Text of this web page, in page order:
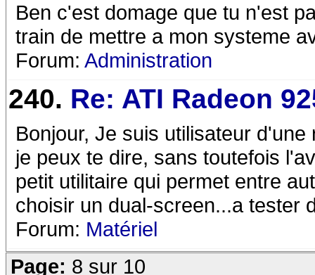
Ben c'est domage que tu n'est
train de mettre a mon systeme
Forum: Administration
240. Re: ATI Radeon
Bonjour, Je suis utilisateur
je peux te dire, sans toutefois
petit utilitaire qui permet entre
choisir un dual-screen...a tester
Forum: Matériel
Page: 8 sur 10